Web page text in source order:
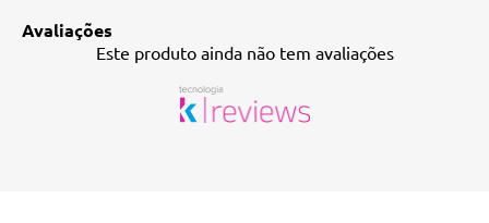
Avaliações
Este produto ainda não tem avaliações